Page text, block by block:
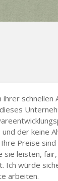
ihrer schnellen
der keine
Preise sind
leisten, fair,
Ich würde
arbeiten.